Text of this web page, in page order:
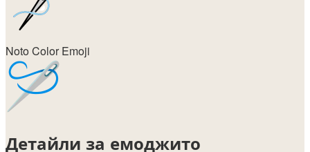
Noto Color Emoji
Детайли за емоджито